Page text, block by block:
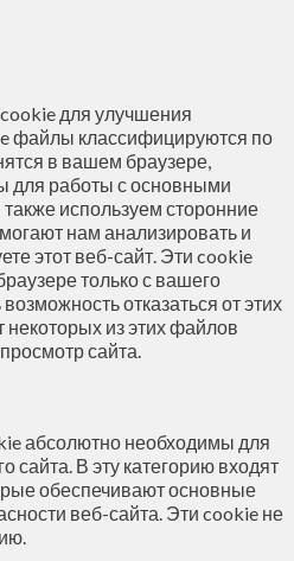
для улучшения
файлы классифицируются по
в вашем браузере,
для работы с основными
используем сторонние
нам анализировать и
этот веб-сайт. Эти cookie
только с вашего
отказаться от этих
из этих файлов
сайта.
абсолютно необходимы для
сайта. В эту категорию входят
обеспечивают основные
веб-сайта. Эти cookie не